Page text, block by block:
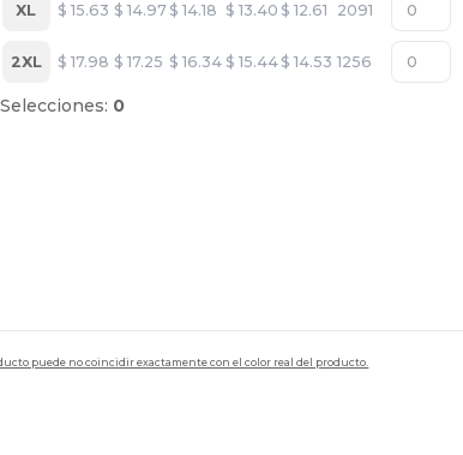
XL $ 15.63 $ 14.97 $ 14.18 $ 13.40 $ 12.61 2091
2XL $ 17.98 $ 17.25 $ 16.34 $ 15.44 $ 14.53 1256
Selecciones: 0
puede no coincidir exactamente con el color real del producto.